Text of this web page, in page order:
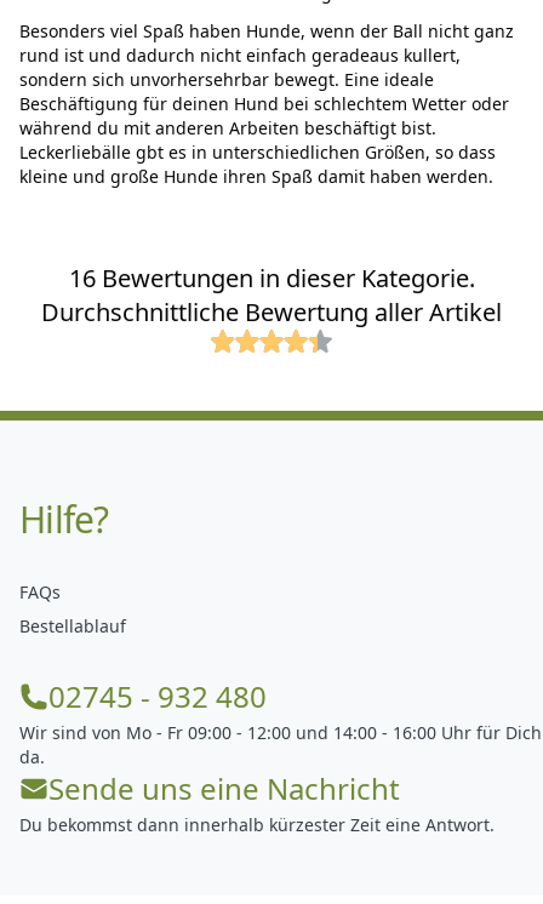
Besonders viel Spaß haben Hunde, wenn der Ball nicht ganz
rund ist und dadurch nicht einfach geradeaus kullert,
sondern sich unvorhersehrbar bewegt. Eine ideale
Beschäftigung für deinen Hund bei schlechtem Wetter oder
während du mit anderen Arbeiten beschäftigt bist.
Leckerliebälle gbt es in unterschiedlichen Größen, so dass
kleine und große Hunde ihren Spaß damit haben werden.
16 Bewertungen in dieser Kategorie.
Durchschnittliche Bewertung aller Artikel
Hilfe?
FAQs
Bestellablauf
02745 - 932 480
Wir sind von Mo - Fr 09:00 - 12:00 und 14:00 - 16:00 Uhr für Dich
da.
Sende uns eine Nachricht
Du bekommst dann innerhalb kürzester Zeit eine Antwort.